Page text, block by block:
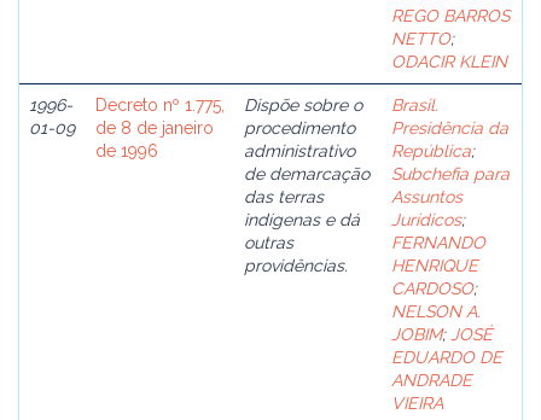
REGO BARROS
NETTO;
ODACIR KLEIN
1996-
01-09
Decreto nº 1.775,
de 8 de janeiro
de 1996
Dispõe sobre o
procedimento
administrativo
de demarcação
das terras
indígenas e dá
outras
providências.
Brasil.
Presidência da
República;
Subchefia para
Assuntos
Jurídicos;
FERNANDO
HENRIQUE
CARDOSO;
NELSON A.
JOBIM; JOSÉ
EDUARDO DE
ANDRADE
VIEIRA